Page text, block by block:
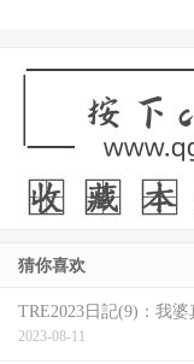
不过还好，至少我
み(岬奈奈美)目前确
猜你喜欢
TRE2023日記(9)：我婆
2023-08-11